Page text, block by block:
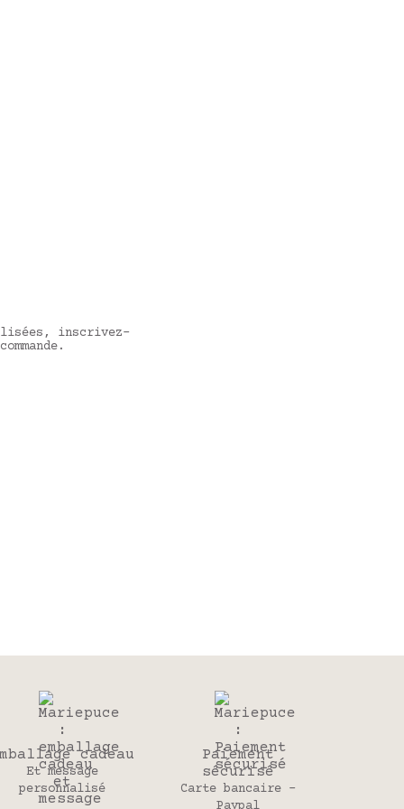
inscrivez-
cadeau
Et message
personnalisé
Paiement
sécurisé
Carte bancaire -
Paypal